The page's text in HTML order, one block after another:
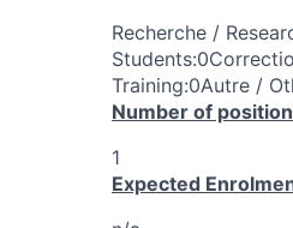
Recherche /
Training:0Autre /
Number of
1
Expected